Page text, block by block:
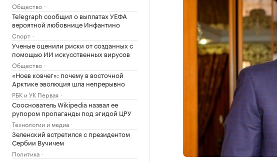
Общество
Telegraph сообщил о выплатах УЕФА
вероятной любовнице Инфантино
Спорт
Ученые оценили риски от созданных с
помощью ИИ искусственных вирусов
Общество
«Ноев ковчег»: почему в восточной
Арктике эволюция шла непрерывно
РБК и УК Первая
Сооснователь Wikipedia назвал ее
рупором пропаганды под эгидой ЦРУ
Технологии и медиа
Зеленский встретился с президентом
Сербии Вучичем
Политика